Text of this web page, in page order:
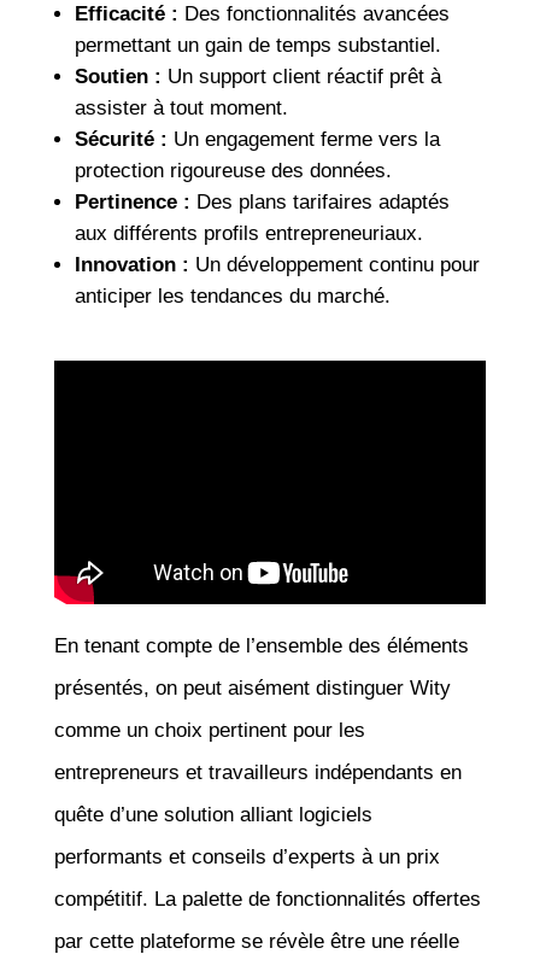
Efficacité : Des fonctionnalités avancées
permettant un gain de temps substantiel.
Soutien : Un support client réactif prêt à
assister à tout moment.
Sécurité : Un engagement ferme vers la
protection rigoureuse des données.
Pertinence : Des plans tarifaires adaptés
aux différents profils entrepreneuriaux.
Innovation : Un développement continu pour
anticiper les tendances du marché.
En tenant compte de l’ensemble des éléments
présentés, on peut aisément distinguer Wity
comme un choix pertinent pour les
entrepreneurs et travailleurs indépendants en
quête d’une solution alliant logiciels
performants et conseils d’experts à un prix
compétitif. La palette de fonctionnalités offertes
par cette plateforme se révèle être une réelle